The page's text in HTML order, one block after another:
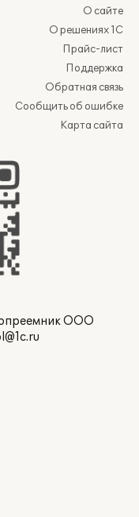
О сайте
О решениях 1С
Прайс-лист
Поддержка
Обратная связь
Сообщить об ошибке
Карта сайта
ООО